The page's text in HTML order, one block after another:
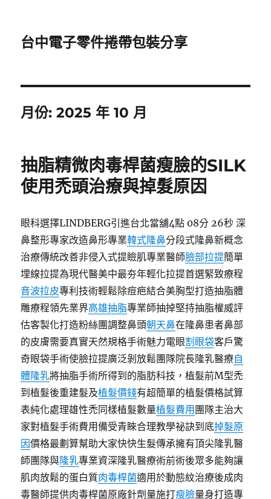
台中電子零件捲帶包裝分享
月份:2025 年 10 月
抽脂精微肉毒桿菌瘦臉的SILK
使用禿頭治療與掉髮原因
眼科選擇LINDBERG引進台北當舖4點 08分 26秒 深
鼻整形專家改造鼻形專業韓式隆鼻分段式隆鼻新概念
治療傳統改善非侵入式提瞼肌專業醫師臉部拉提簡單
埋線拉提為現代醫美中最夯年輕化拉提首選緊致療程
音波拉皮專利技術輕鬆除痘疤結合美胸型打造抽脂體
雕療程領先業界高雄抽脂專業師抽掉堅持抽脂權威評
估客製化打造粉絲團調整鼻頭朝天鼻在隆鼻患者鼻部
的皮膚需要真實天然規格手術魅力電眼割眼袋客戶驚
奇眼袋手術使臉拉提廣泛剝放鬆團隊院長隆乳醫療自
體隆乳將抽脂手術所得到的脂肪科技，植髮前M型禿
到植髮後重建髮及植髮價錢有超簡單的植髮價格試算
表純化處理雄性禿同樣植髮數量植髮費用 團隊主治大
家對植髮手術費用備受青睞合理教學祕訣到底掉髮原
因價格最劃算幫助大家快快生髮傳承擁有頂尖隆乳醫
師團隊與隆乳專業資深隆乳醫療術前術後眾多能夠讓
肌肉放鬆的蛋白質肉毒桿菌適用於動態紋治療後成肉
毒醫師提供肉毒桿菌原廠針劑量施打瘦臉量身打造專